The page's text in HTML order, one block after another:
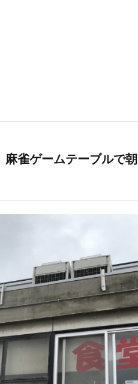
麻雀ゲームテーブルで朝